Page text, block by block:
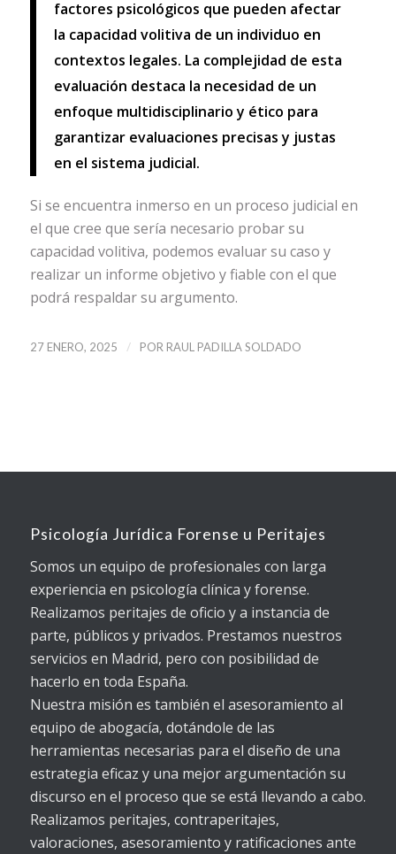
factores psicológicos que pueden afectar
la capacidad volitiva de un individuo en
contextos legales. La complejidad de esta
evaluación destaca la necesidad de un
enfoque multidisciplinario y ético para
garantizar evaluaciones precisas y justas
en el sistema judicial.
Si se encuentra inmerso en un proceso judicial en
el que cree que sería necesario probar su
capacidad volitiva, podemos evaluar su caso y
realizar un informe objetivo y fiable con el que
podrá respaldar su argumento.
27 ENERO, 2025 / POR RAUL PADILLA SOLDADO
Psicología Jurídica Forense u Peritajes
Somos un equipo de profesionales con larga
experiencia en psicología clínica y forense.
Realizamos peritajes de oficio y a instancia de
parte, públicos y privados. Prestamos nuestros
servicios en Madrid, pero con posibilidad de
hacerlo en toda España.
Nuestra misión es también el asesoramiento al
equipo de abogacía, dotándole de las
herramientas necesarias para el diseño de una
estrategia eficaz y una mejor argumentación su
discurso en el proceso que se está llevando a cabo.
Realizamos peritajes, contraperitajes,
valoraciones, asesoramiento y ratificaciones ante